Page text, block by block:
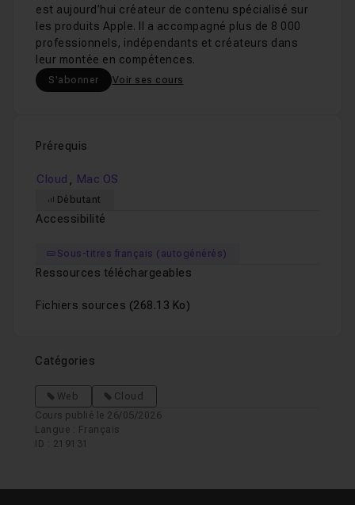
est aujourd’hui créateur de contenu spécialisé sur
les produits Apple. Il a accompagné plus de 8 000
professionnels, indépendants et créateurs dans
leur montée en compétences.
S'abonner Voir ses cours
Prérequis
Cloud , Mac OS
Débutant
Accessibilité
Sous-titres français (autogénérés)
Ressources téléchargeables
Fichiers sources (268.13 Ko)
Catégories
Web
Cloud
Cours publié le 26/05/2026
Langue : Français
ID : 219131